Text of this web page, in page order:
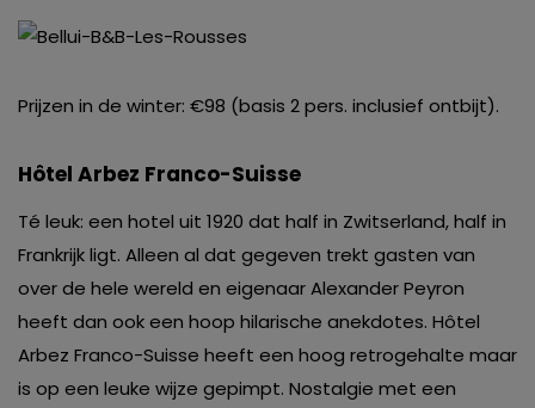
Prijzen in de winter: €98 (basis 2 pers. inclusief ontbijt).
Hôtel Arbez Franco-Suisse
Té leuk: een hotel uit 1920 dat half in Zwitserland, half in
Frankrijk ligt. Alleen al dat gegeven trekt gasten van
over de hele wereld en eigenaar Alexander Peyron
heeft dan ook een hoop hilarische anekdotes. Hôtel
Arbez Franco-Suisse heeft een hoog retrogehalte maar
is op een leuke wijze gepimpt. Nostalgie met een